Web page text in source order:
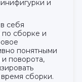
и
себя
по сборке и
понятными
поворота,
сборки.